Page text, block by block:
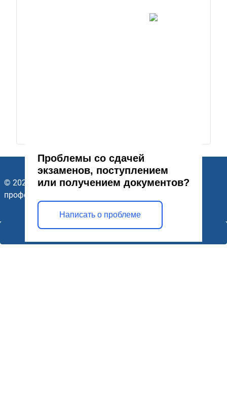
Проблемы со сдачей
экзаменов, поступлением
или получением документов?
Написать о проблеме
© 2026 ГАПОУ Стерлитамакский многопрофильный
профессиональный колледж. Все права защищены.